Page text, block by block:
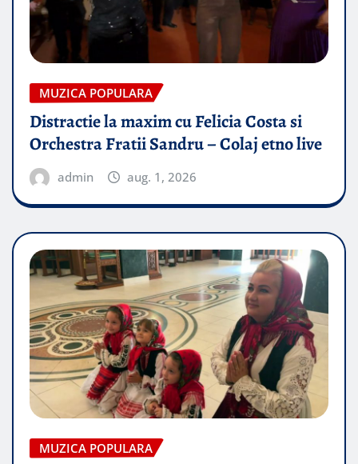
MUZICA POPULARA
Distractie la maxim cu Felicia Costa si
Orchestra Fratii Sandru – Colaj etno live
admin aug. 1, 2026
MUZICA POPULARA